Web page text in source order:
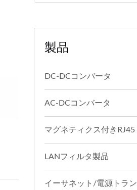
製品
DC-DCコンバータ
AC-DCコンバータ
マグネティクス付きRJ45
LANフィルタ製品
イーサネット/電源トラン